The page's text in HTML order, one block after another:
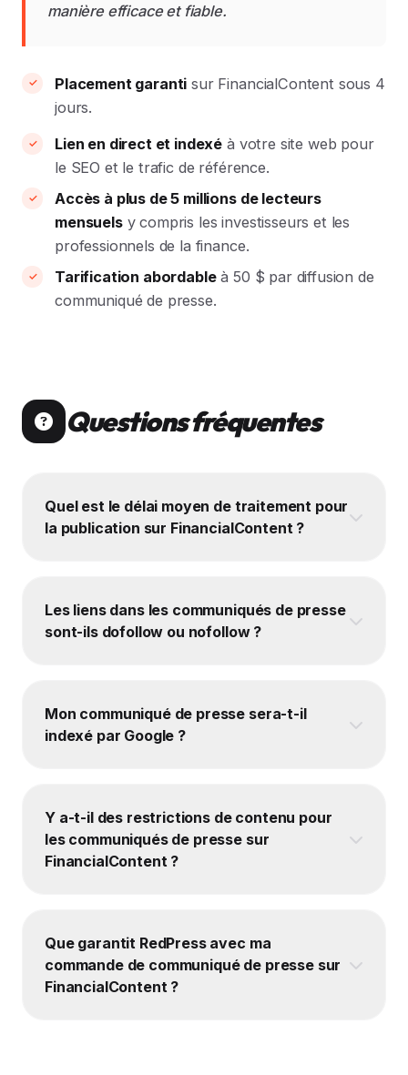
manière efficace et fiable.
Placement garanti sur FinancialContent sous 4
jours.
Lien en direct et indexé à votre site web pour
le SEO et le trafic de référence.
Accès à plus de 5 millions de lecteurs
mensuelsy compris les investisseurs et les
professionnels de la finance.
Tarification abordableà 50 $ par diffusion de
communiqué de presse.
Questions fréquentes
Quel est le délai moyen de traitement pour
la publication sur FinancialContent ?
Les liens dans les communiqués de presse
sont-ils dofollow ou nofollow ?
Mon communiqué de presse sera-t-il
indexé par Google ?
Y a-t-il des restrictions de contenu pour
les communiqués de presse sur
FinancialContent ?
Que garantit RedPress avec ma
commande de communiqué de presse sur
FinancialContent ?